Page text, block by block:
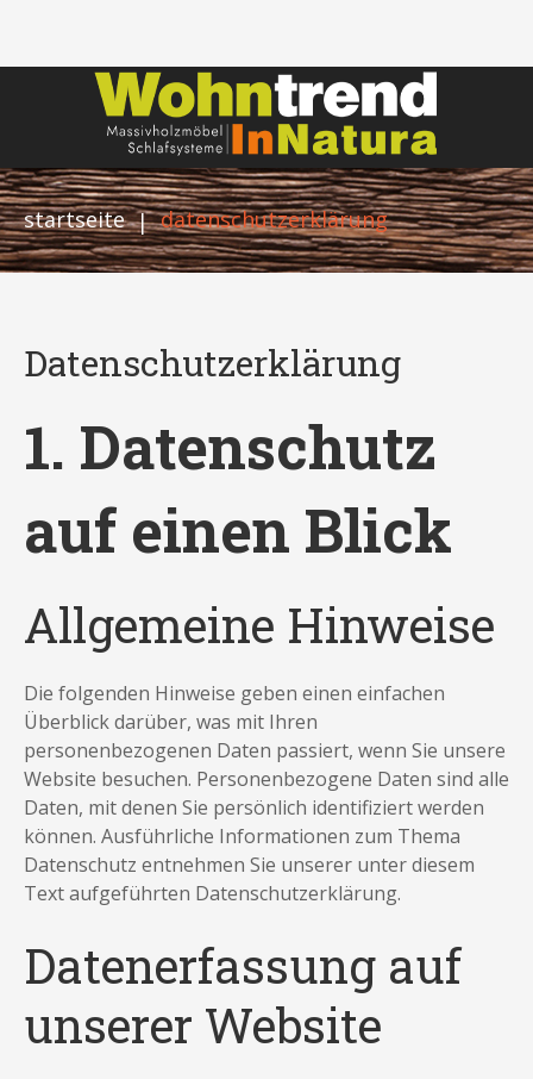
startseite | datenschutzerklärung
Datenschutzerklärung
1. Datenschutz
auf einen Blick
Allgemeine Hinweise
Die folgenden Hinweise geben einen einfachen
Überblick darüber, was mit Ihren
personenbezogenen Daten passiert, wenn Sie unsere
Website besuchen. Personenbezogene Daten sind alle
Daten, mit denen Sie persönlich identifiziert werden
können. Ausführliche Informationen zum Thema
Datenschutz entnehmen Sie unserer unter diesem
Text aufgeführten Datenschutzerklärung.
Datenerfassung auf
unserer Website